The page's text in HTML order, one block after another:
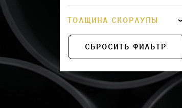
43
48
57
76
ТОЛЩИНА СКОРЛУПЫ
СБРОСИТЬ ФИЛЬТР